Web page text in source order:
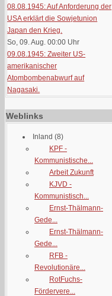
08.08.1945: Auf Anforderung der
USA erklärt die Sowjetunion
Japan den Krieg.
So, 09. Aug. 00:00 Uhr
09.08.1945: Zweiter US-
amerikanischer
Atombombenabwurf auf
Nagasaki.
Weblinks
Inland (8)
KPF -
Kommunistische...
Arbeit Zukunft
KJVD -
Kommunistisch...
Ernst-Thälmann-
Gede...
Ernst-Thälmann-
Gede...
RFB -
Revolutionäre...
RotFuchs-
Fördervere...